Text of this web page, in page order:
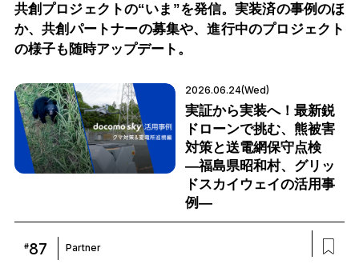
共創プロジェクトの“いま”を発信。実装済の事例のほ
か、共創パートナーの募集や、進行中のプロジェクト
の様子も随時アップデート。
2026.06.24(Wed)
実証から実装へ！最新鋭
ドローンで挑む、熊被害
対策と送電網保守点検
―福島県昭和村、グリッ
ドスカイウェイの活用事
例―
#87 Partner